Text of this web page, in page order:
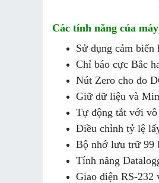
Các tính năng của
Sử dụng cảm
Chỉ báo cực Bắc
Nút Zero cho đo
Giữ dữ liệu và
Tự động tắt với vô
Điều chỉnh tỷ lệ
Bộ nhớ lưu trữ 99
Tính năng
Giao diện RS-232